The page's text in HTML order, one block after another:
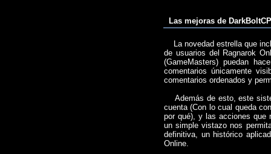
Las mejoras de
La novedad estrella que
de usuarios del Ragnarok
(GameMasters) puedan
comentarios únicamente
comentarios ordenados y
Además de esto, este
cuenta (Con lo cual queda
por qué), y las acciones que
un simple vistazo nos
definitiva, un histórico
Online.